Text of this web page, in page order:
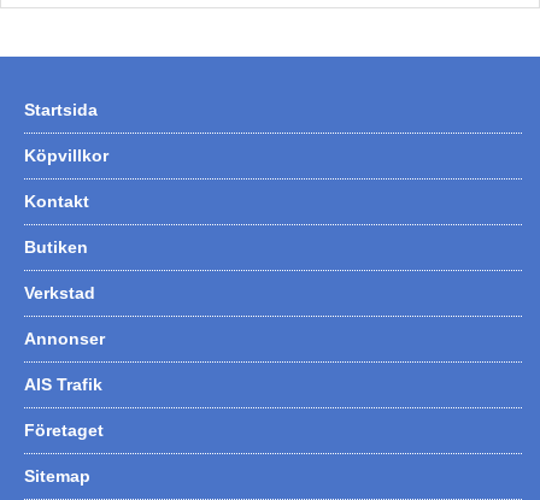
Startsida
Köpvillkor
Kontakt
Butiken
Verkstad
Annonser
AIS Trafik
Företaget
Sitemap